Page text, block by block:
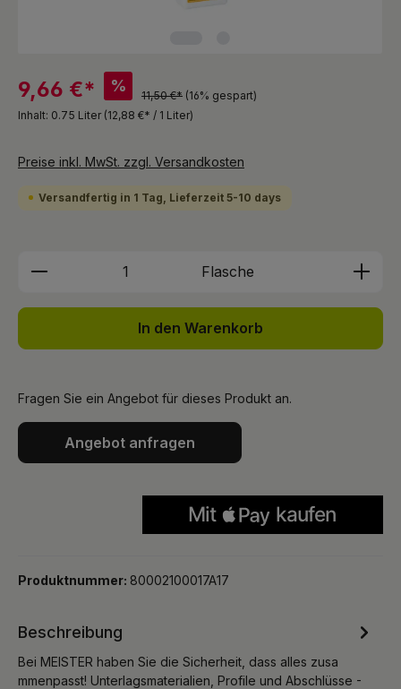
9,66 €* %
11,50 €* (16% gespart)
Inhalt: 0.75 Liter (12,88 €* / 1 Liter)
Preise inkl. MwSt. zzgl. Versandkosten
Versandfertig in 1 Tag, Lieferzeit 5-10 days
Produkt Anzahl: Gib den
Flasche
In den Warenkorb
Fragen Sie ein Angebot für dieses Produkt an.
Angebot anfragen
Produktnummer: 80002100017A17
Beschreibung
Bei MEISTER haben Sie die Sicherheit, dass alles zusa
mmenpasst! Unterlagsmaterialien, Profile und Abschlüsse -